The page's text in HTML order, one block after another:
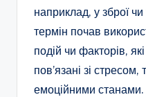
наприклад, у зброї чи
термін почав
подій чи факторів,
пов’язані зі
емоційними станами.